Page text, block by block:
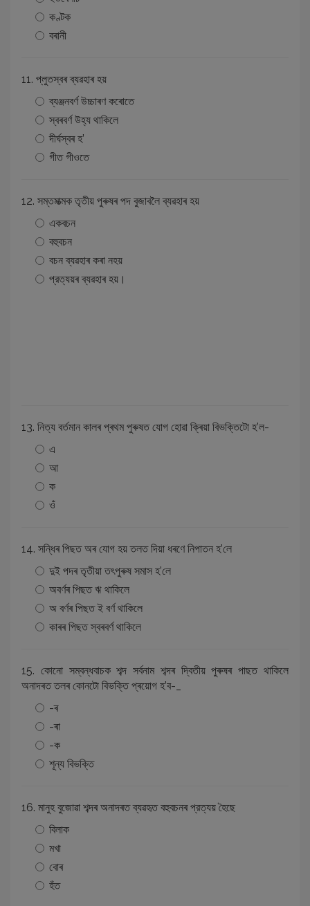
কণ্টক
বৰানী
11. প্লুতস্বৰ ব্যৱহাৰ হয়
ব্যঞ্জনবৰ্ণ উচ্চাৰণ কৰোতে
স্বৰবৰ্ণ উহ্য থাকিলে
দীৰ্ঘস্বৰ হ’
গীত গীওতে
12. সম্তমাত্মক তৃতীয় পুৰুষৰ পদ বুজাবলৈ ব্যৱহাৰ হয়
একবচন
বহুবচন
বচন ব্যৱহাৰ কৰা নহয়
প্রত্যয়ৰ ব্যৱহাৰ হয়।
13. নিত্য বৰ্তমান কালৰ প্ৰথম পুৰুষত যোগ হোৱা ক্ৰিয়া বিভক্তিটো হ’ল-
এ
আ
ক
ওঁ
14. সন্ধিৰ পিছত অৰ যোগ হয় তলত দিয়া ধৰণে নিপাতন হ’লে
দুই পদৰ তৃতীয়া তৎপুৰুষ সমাস হ’লে
অবৰ্ণৰ পিছত ঋ থাকিলে
অ বৰ্ণৰ পিছত ই বৰ্ণ থাকিলে
কাৰৰ পিছত স্বৰবৰ্ণ থাকিলে
15. কোনো সম্বন্ধবাচক শব্দ সৰ্বনাম শব্দৰ দ্বিতীয় পুৰুষৰ পাছত থাকিলে
অনাদৰত তলৰ কোনটো বিভক্তি প্ৰয়োগ হ’ব-_
-ৰ
-ৰা
-ক
শূন্য বিভক্তি
16. মানুহ বুজোৱা শব্দৰ অনাদৰত ব্যৱহৃত বহুবচনৰ প্রত্যয় হৈছে
বিলাক
মখা
বোৰ
হঁত